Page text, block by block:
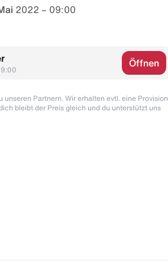
2022 – 09:00
Öffnen
unseren Partnern. Wir erhalten evtl. eine Provision,
bleibt der Preis gleich und du unterstützt uns